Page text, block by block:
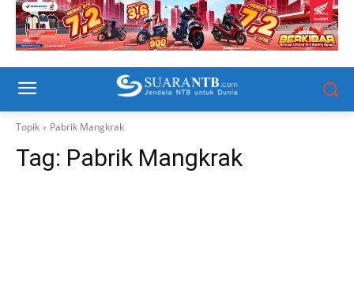
Topik Pabrik Mangkrak
Tag: Pabrik Mangkrak